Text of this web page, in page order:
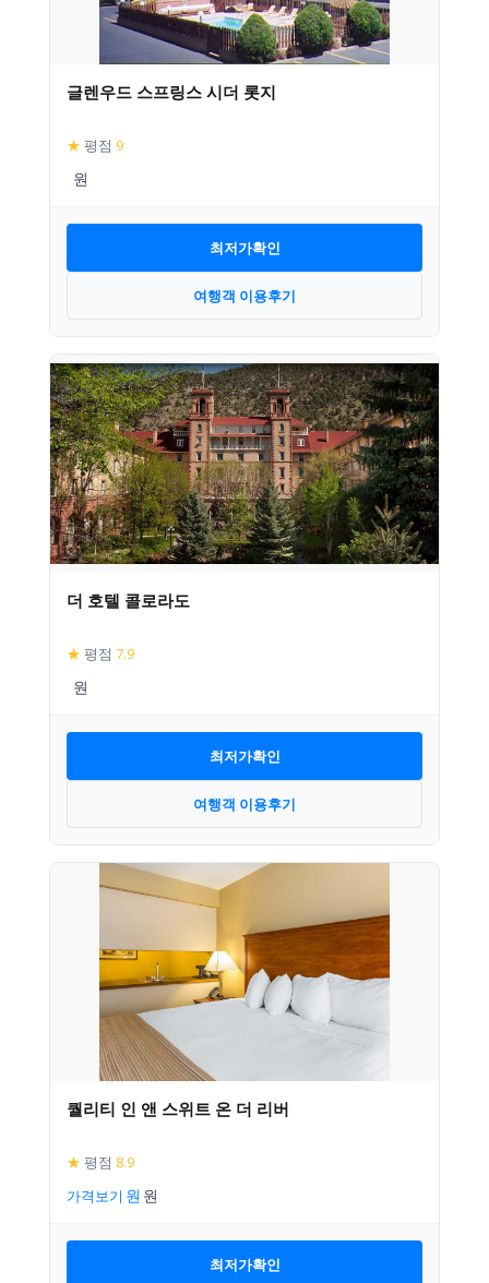
글렌우드 스프링스 시더 롯지
★ 평점 9
최저가확인
여행객 이용후기
더 호텔 콜로라도
★ 평점 7.9
최저가확인
여행객 이용후기
퀄리티 인 앤 스위트 온 더 리버
★ 평점 8.9
가격보기
최저가확인